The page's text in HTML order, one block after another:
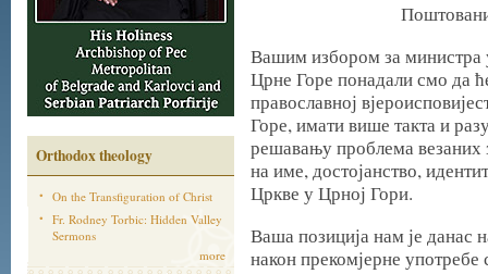
Orthodox theology
On the Transfiguration of Christ
Fr. Rodney Torbic: Hidden Valley
Sermons
more
Вашим избором за министра
Црне Горе понадали смо да
православној
Горе, имати више такта и
решавању проблема везаних
на име, достојанство,
Цркве у Црној Гори.
Ваша позиција нам је данас
након прекомјерне употребе